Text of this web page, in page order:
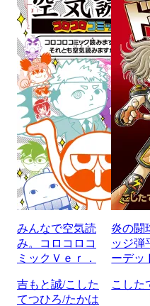
みんなで空気読
み。コロコロコ
ミックＶｅｒ．
吉もと誠/こした
てつひろ/たかは
炎の
ッジ
ーデッ
こした